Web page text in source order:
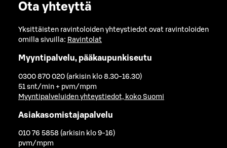
Ota yhteyttä
Yksittäisten ravintoloiden yhteystiedot ovat ravintoloiden
omilla sivuilla: Ravintolat
Myyntipalvelu, pääkaupunkiseutu
0300 870 020 (arkisin klo 8.30-16.30)
51 snt/min + pvm/mpm
Myyntipalveluiden yhteystiedot, koko Suomi
Asiakasomistajapalvelu
010 76 5858 (arkisin klo 9-16)
pvm/mpm